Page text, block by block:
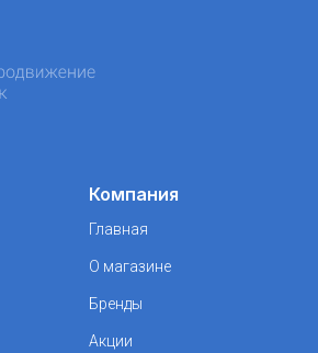
Компания
Главная
О магазине
Бренды
Акции